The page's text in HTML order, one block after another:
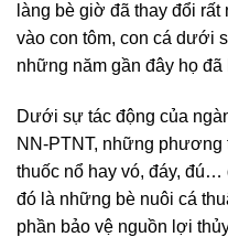
làng bè giờ đã thay đổi
vào con tôm, con cá dưới
những năm gần đây họ đã
Dưới sự tác động của
NN-PTNT, những phương
thuốc nổ hay vó, đáy, đú…
đó là những bè nuôi cá
phần bảo vệ nguồn lợi